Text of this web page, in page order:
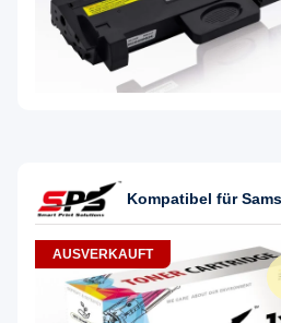
Kompatibel für
AUSVERKAUFT